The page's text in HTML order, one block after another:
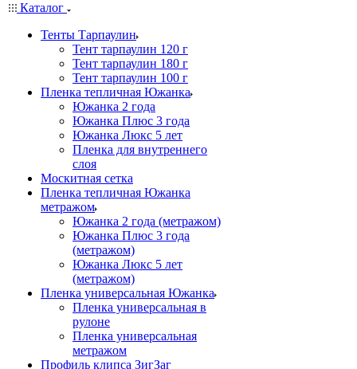
Каталог
Тенты Тарпаулин
Тент тарпаулин 120 г
Тент тарпаулин 180 г
Тент тарпаулин 100 г
Пленка тепличная Южанка
Южанка 2 года
Южанка Плюс 3 года
Южанка Люкс 5 лет
Пленка для внутреннего
слоя
Москитная сетка
Пленка тепличная Южанка
метражом
Южанка 2 года (метражом)
Южанка Плюс 3 года
(метражом)
Южанка Люкс 5 лет
(метражом)
Пленка универсальная Южанка
Пленка универсальная в
рулоне
Пленка универсальная
метражом
Профиль клипса ЗигЗаг